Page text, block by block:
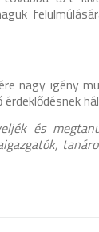
nagy igény
és